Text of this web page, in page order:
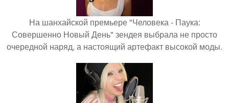
На шанхайской премьере "Человека - Паука:
Совершенно Новый День" зендея выбрала не просто
очередной наряд, а настоящий артефакт высокой моды.